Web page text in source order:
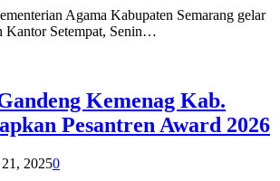
Agama Kabupaten Semarang gelar
Kantor Setempat, Senin…
Kemenag Kab.
Pesantren Award 2026
20250